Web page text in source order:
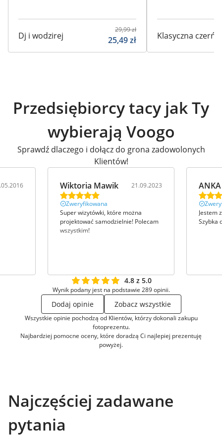
Dj i wodzirej
29,99zł
25,49zł Klasyczna czerń
Przedsiębiorcy tacy jak Ty
wybierają Voogo
Sprawdź dlaczego i dołącz do grona zadowolonych
Klientów!
Wiktoria Mawik 21.09.2023
Zweryfikowana
Super wizytówki, które można
projektować samodzielnie! Polecam
wszystkim!
ANKA
Jestem
Szybka
4.8 z 5.0
Wynik podany jest na podstawie 289 opinii.
Dodaj opinie Zobacz wszystkie
Wszystkie opinie pochodzą od Klientów, którzy dokonali zakupu
fotoprezentu.
Najbardziej pomocne oceny, które doradzą Ci najlepiej prezentuję
powyżej.
Najczęściej zadawane
pytania